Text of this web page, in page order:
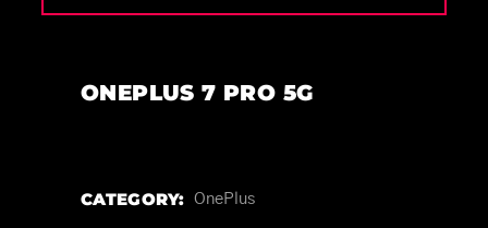
ONEPLUS 7 PRO 5G
CATEGORY: OnePlus